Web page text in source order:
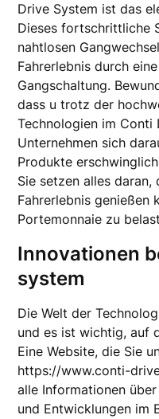
Drive System ist das
Dieses fortschrittliche
nahtlosen
Fahrerlebnis durch
Gangschaltung.
dass u trotz der
Technologien im Conti
Unternehmen sich
Produkte
Sie setzen alles
Fahrerlebnis genießen
Portemonnaie zu
Innovationen
system
Die Welt der
und es ist wichtig, auf
Eine Website, die Sie
https://www.conti-
alle Informationen
und Entwicklungen im